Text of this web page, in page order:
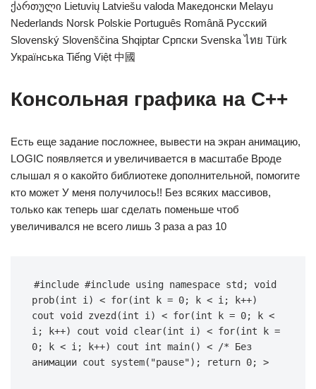
ქართული Lietuvių Latviešu valoda Македонски Melayu
Nederlands Norsk Polskie Português Română Русский
Slovenský Slovenščina Shqiptar Српски Svenska ไทย Türk
Українська Tiếng Việt 中國
Консольная графика на С++
Есть еще задание посложнее, вывести на экран анимацию,
LOGIC появляется и увеличивается в масштабе Вроде
слышал я о какойто библиотеке дополнительной, помогите
кто может У меня получилось!! Без всяких массивов,
только как теперь шаг сделать поменьше чтоб
увеличивался не всего лишь 3 раза а раз 10
#include #include using namespace std; void
prob(int i) < for(int k = 0; k < i; k++)
cout void zvezd(int i) < for(int k = 0; k <
i; k++) cout void clear(int i) < for(int k =
0; k < i; k++) cout int main() < /* Без
анимации cout system("pause"); return 0; >